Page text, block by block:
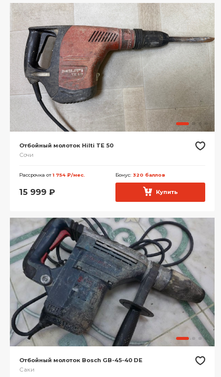
Отбойный молоток Hilti TE 50
Сочи
Рассрочка от1 754 ₽/мес. Бонус: 320 баллов
15 999 ₽ Купить
Отбойный молоток Bosch GB-45-40 DE
Саки